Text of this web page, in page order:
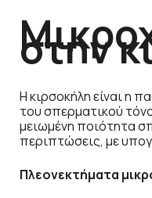
στην
Η κιρσοκήλη είναι η
του σπερματικού
μειωμένη ποιότητα
περιπτώσεις, με
Πλεονεκτήματα